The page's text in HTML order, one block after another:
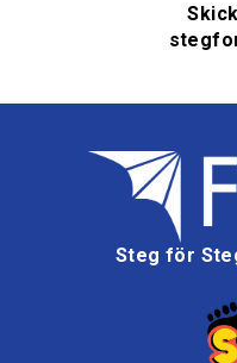
Steg för